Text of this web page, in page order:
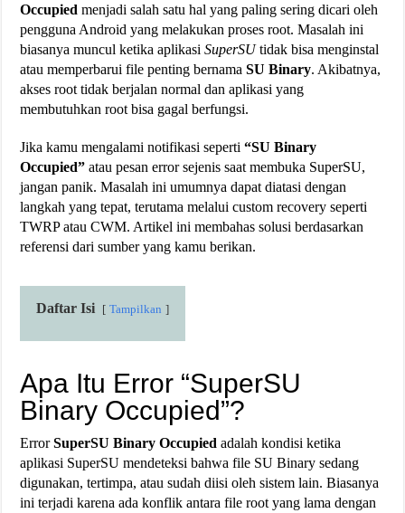
Occupied menjadi salah satu hal yang paling sering dicari oleh
pengguna Android yang melakukan proses root. Masalah ini
biasanya muncul ketika aplikasiSuperSUtidak bisa menginstal
atau memperbarui file penting bernamaSU Binary. Akibatnya,
akses root tidak berjalan normal dan aplikasi yang
membutuhkan root bisa gagal berfungsi.
Jika kamu mengalami notifikasi seperti“SU Binary
Occupied” atau pesan error sejenis saat membuka SuperSU,
jangan panik. Masalah ini umumnya dapat diatasi dengan
langkah yang tepat, terutama melalui custom recovery seperti
TWRP atau CWM. Artikel ini membahas solusi berdasarkan
referensi dari sumber yang kamu berikan.
Daftar Isi Tampilkan
Apa Itu Error “SuperSU
Binary Occupied”?
ErrorSuperSU Binary Occupied adalah kondisi ketika
aplikasi SuperSU mendeteksi bahwa file SU Binary sedang
digunakan, tertimpa, atau sudah diisi oleh sistem lain. Biasanya
ini terjadi karena ada konflik antara file root yang lama dengan